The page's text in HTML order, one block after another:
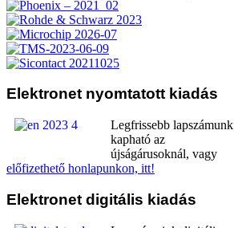
Elektronet nyomtatott kiadás
Legfrissebb lapszámunk
kapható az
újságárusoknál, vagy
előfizethető honlapunkon, itt!
Elektronet digitális kiadás